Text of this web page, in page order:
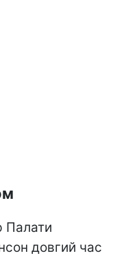
Палати
довгий час